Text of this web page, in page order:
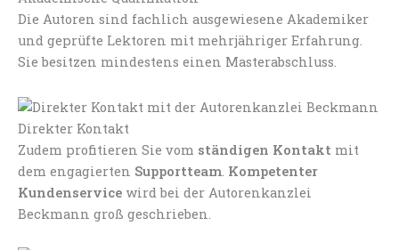
Die Autoren sind fachlich ausgewiesene Akademiker
und geprüfte Lektoren mit mehrjähriger Erfahrung.
Sie besitzen mindestens einen Masterabschluss.
Direkter Kontakt
Zudem profitieren Sie vom ständigen Kontakt mit
dem engagierten Supportteam. Kompetenter
Kundenservice wird bei der Autorenkanzlei
Beckmann groß geschrieben.